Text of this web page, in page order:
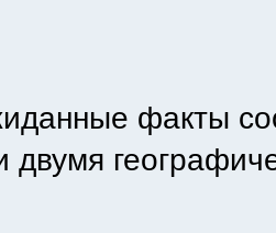
факты
двумя